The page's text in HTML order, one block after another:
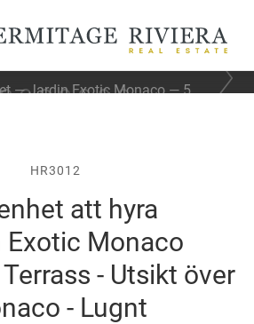
Jardin Exotic Monaco
5
N
HR3012
att hyra
Exotic Monaco
- Utsikt över
- Lugnt